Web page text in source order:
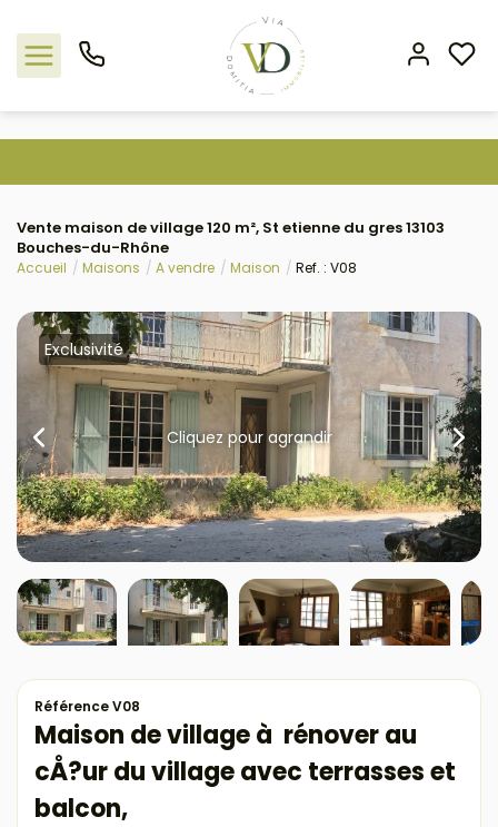
Nos offres
L'agence
Estimation
Avis clients
Vente maison de village 120 m², St etienne du gres 13103
Bouches-du-Rhône
Accueil Maisons A vendre Maison Ref. : V08
Exclusivité
Cliquez pour agrandir
Référence V08
Maison de village à rénover au
cÅ?ur du village avec terrasses et
balcon,